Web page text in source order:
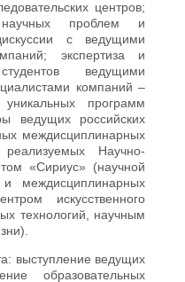
центров;
научных проблем и
с ведущими
экспертиза и
ведущими
компаний –
уникальных программ
ведущих российских
междисциплинарных
Научно-
«Сириус» (научной
и междисциплинарных
искусственного
технологий, научным
выступление ведущих
образовательных